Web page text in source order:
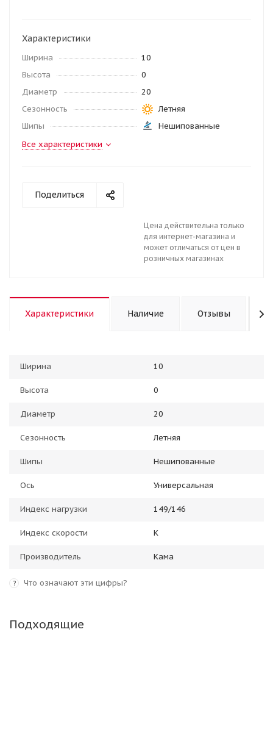
Характеристики
Ширина
10
Высота
0
Диаметр
20
Сезонность
Летняя
Шипы
Нешипованные
Все характеристики
Поделиться
Цена действительна только
для интернет-магазина и
может отличаться от цен в
розничных магазинах
Характеристики Наличие Отзывы
Ширина 10
Высота 0
Диаметр 20
Сезонность Летняя
Шипы Нешипованные
Ось Универсальная
Индекс нагрузки 149/146
Индекс скорости K
Производитель Кама
? Что означают эти цифры?
Подходящие